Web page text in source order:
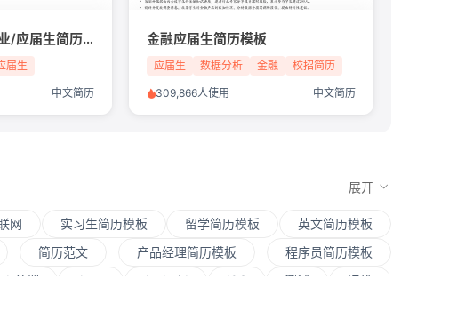
算法工程师/芯片行业/应届生简历模板
届生
中文简历
金融应届生简历模板
应届生 数据分析 金融 校招简历
309,866人使用 中文简历
展开
网 实习生简历模板 留学简历模板
英文简历模板
简历范文 产品经理简历模板
程序员简历模板
前端 Java Andorid iOS 测试
运维